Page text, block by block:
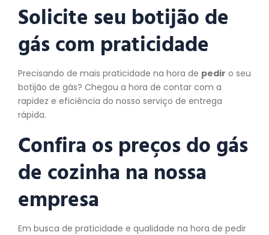
Solicite seu botijão de
gás com praticidade
Precisando de mais praticidade na hora de pedir o seu
botijão de gás? Chegou a hora de contar com a
rapidez e eficiência do nosso serviço de entrega
rápida.
Confira os preços do gás
de cozinha na nossa
empresa
Em busca de praticidade e qualidade na hora de pedir